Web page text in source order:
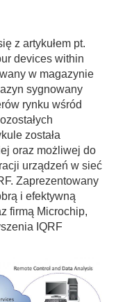
z artykułem pt.
devices within
w magazynie
sygnowany
rynku wśród
została
oraz możliwej do
urządzeń w sieć
Zaprezentowany
i efektywną
firmą Microchip,
IQRF